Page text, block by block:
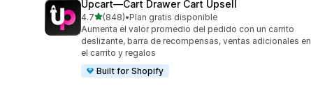
Upcart—Cart Drawer Cart Upsell
4.7de 5 estrellas
(848)
848 reseñas en total
•Plan gratis disponible
Aumenta el valor promedio del pedido con un carrito
deslizante, barra de recompensas, ventas adicionales en
el carrito y regalos
Built for Shopify